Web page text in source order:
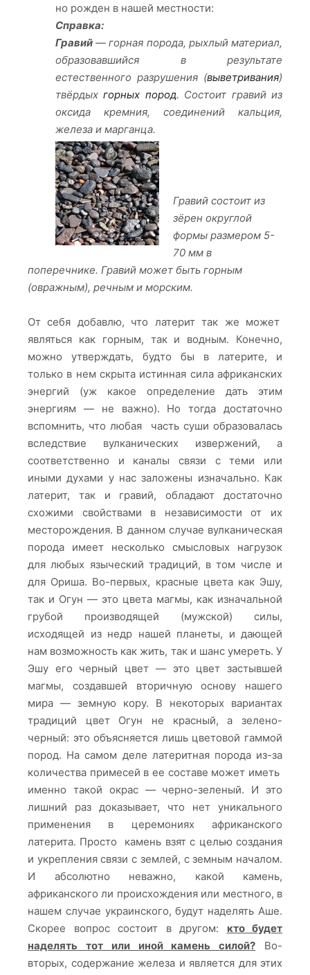
но рожден в нашей местности:
Справка:
Гравий — горная порода, рыхлый материал,
образовавшийся в результате
естественного разрушения (выветривания)
твёрдыхгорных пород. Состоит гравий из
оксида кремния, соединений кальция,
железа и марганца.
Гравий состоит из
зёрен округлой
формы размером 5-
70 мм в
поперечнике. Гравий может быть горным
(овражным), речным и морским.
От себя добавлю, что латерит так же может
являться как горным, так и водным. Конечно,
можно утверждать, будто бы в латерите, и
только в нем скрыта истинная сила африканских
энергий (уж какое определение дать этим
энергиям — не важно). Но тогда достаточно
вспомнить, что любая часть суши образовалась
вследствие вулканических извержений, а
соответственно и каналы связи с теми или
иными духами у нас заложены изначально. Как
латерит, так и гравий, обладают достаточно
схожими свойствами в независимости от их
месторождения. В данном случае вулканическая
порода имеет несколько смысловых нагрузок
для любых языческий традиций, в том числе и
для Ориша. Во-первых, красные цвета как Эшу,
так и Огун — это цвета магмы, как изначальной
грубой производящей (мужской) силы,
исходящей из недр нашей планеты, и дающей
нам возможность как жить, так и шанс умереть. У
Эшу его черный цвет — это цвет застывшей
магмы, создавшей вторичную основу нашего
мира — земную кору. В некоторых вариантах
традиций цвет Огун не красный, а зелено-
черный: это объясняется лишь цветовой гаммой
пород. На самом деле латеритная порода из-за
количества примесей в ее составе может иметь
именно такой окрас — черно-зеленый. И это
лишний раз доказывает, что нет уникального
применения в церемониях африканского
латерита. Просто камень взят с целью создания
и укрепления связи с землей, с земным началом.
И абсолютно неважно, какой камень,
африканского ли происхождения или местного, в
нашем случае украинского, будут наделять Аше.
Скорее вопрос состоит в другом: кто будет
наделять тот или иной камень силой? Во-
вторых, содержание железа и является для этих